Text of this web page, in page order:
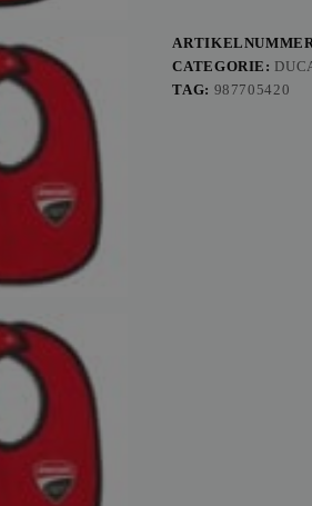
(paar)
aantal
CATEGORIE:
TAG: 987705420